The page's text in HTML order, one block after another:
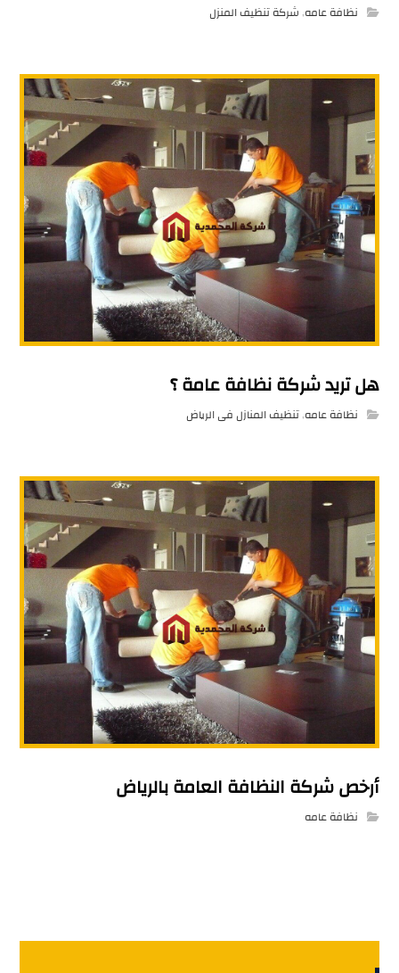
نظافة عامه, شركة تنظيف المنزل
هل تريد شركة نظافة عامة ؟
نظافة عامه,تنظيف المنازل فى الرياض
أرخص شركة النظافة العامة بالرياض
نظافة عامه